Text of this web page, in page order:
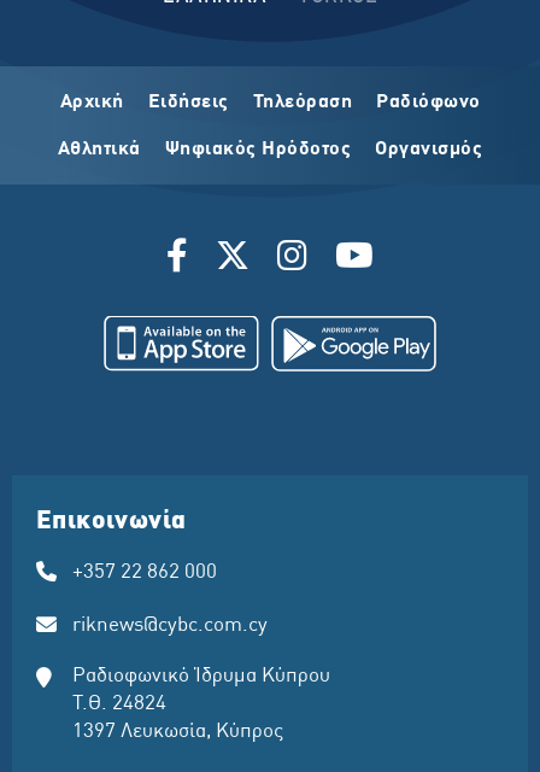
Αρχική Ειδήσεις Τηλεόραση Ραδιόφωνο
Αθλητικά Ψηφιακός Ηρόδοτος Οργανισμός
Επικοινωνία
+357 22 862 000
riknews@cybc.com.cy
Ραδιοφωνικό Ίδρυμα Κύπρου
Τ.Θ. 24824
1397 Λευκωσία, Κύπρος